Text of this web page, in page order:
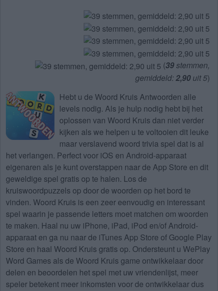
(39stemmen,
gemiddeld:2,90 uit 5)
Hebt u de Woord Kruis Antwoorden alle
levels nodig. Als je hulp nodig hebt bij het
oplossen van Woord Kruis dan niet verder
kijken als we helpen u te voltooien dit leuke
maar verslavend woord trivia spel dat is al
het verlangen. Perfect voor iOS en Android-apparaat
eigenaren als je kunt overstappen naar de App Store en dit
geweldige spel gratis op te halen. Los de
kruiswoordpuzzels op door de woorden op het bord te
vinden. Woord Kruis is een zeer eenvoudig en interessant
spel waarin je passende letters moet matchen om woorden
te maken. Haal nu uw iPhone, iPad, iPod en/of Android-
apparaat en ga nu naar de iTunes App Store of Google Play
Store en haal Woord Kruis gratis op. Ondersteunt u WePlay
Word Games als de Woord Kruis game ontwikkelaar door
delen en beoordelen het spel met uw vriendenlijst, meer
speler betekent meer inkomsten voor de ontwikkelaar dus